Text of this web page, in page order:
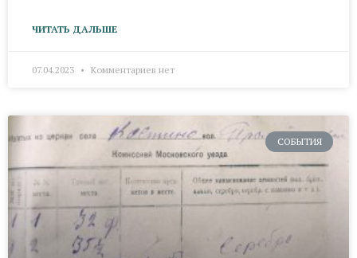
ЧИТАТЬ ДАЛЬШЕ
07.04.2023 Комментариев нет
СОБЫТИЯ